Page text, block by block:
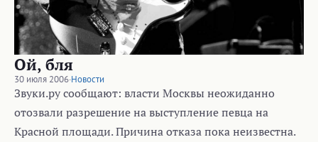
Ой, бля
30 июля 2006·Новости
Звуки.ру сообщают: власти Москвы неожиданно
отозвали разрешение на выступление певца на
Красной площади. Причина отказа пока неизвестна.